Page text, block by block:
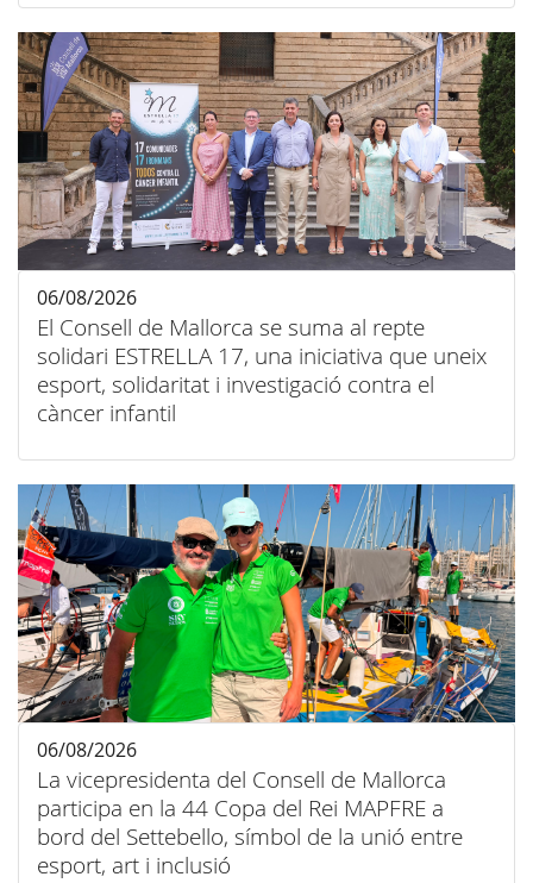
El Consell de Mallorca se suma al repte
solidari ESTRELLA 17, una iniciativa que uneix
esport, solidaritat i investigació contra el
càncer infantil
06/08/2026
La vicepresidenta del Consell de Mallorca
participa en la 44 Copa del Rei MAPFRE a
bord del Settebello, símbol de la unió entre
esport, art i inclusió
06/08/2026